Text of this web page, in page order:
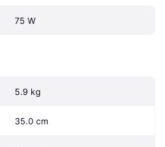
75 W
5.9 kg
35.0 cm